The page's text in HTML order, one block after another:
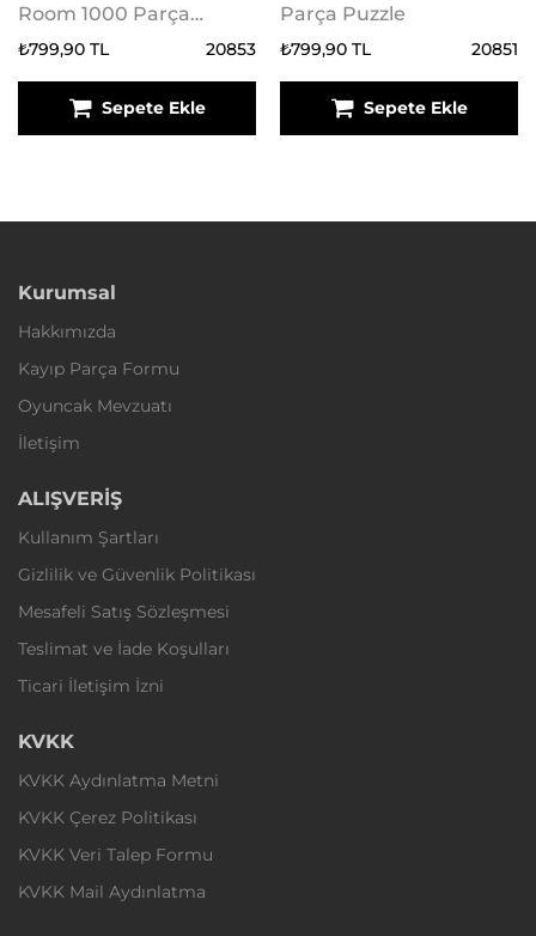
Room 1000 Parça
Puzzle
₺799,90 TL 20853
Sepete Ekle
Parça Puzzle
₺799,90 TL 20851
Sepete Ekle
Kurumsal
Hakkımızda
Kayıp Parça Formu
Oyuncak Mevzuatı
İletişim
ALIŞVERİŞ
Kullanım Şartları
Gizlilik ve Güvenlik Politikası
Mesafeli Satış Sözleşmesi
Teslimat ve İade Koşulları
Ticari İletişim İzni
KVKK
KVKK Aydınlatma Metni
KVKK Çerez Politikası
KVKK Veri Talep Formu
KVKK Mail Aydınlatma